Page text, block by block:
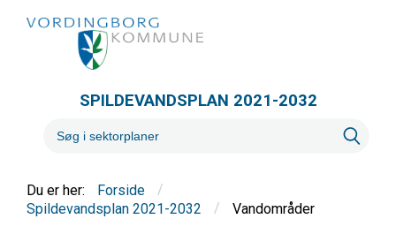
SPILDEVANDSPLAN 2021-2032
Forside
/
Spildevandsplan 2021-2032
/ Vandområder